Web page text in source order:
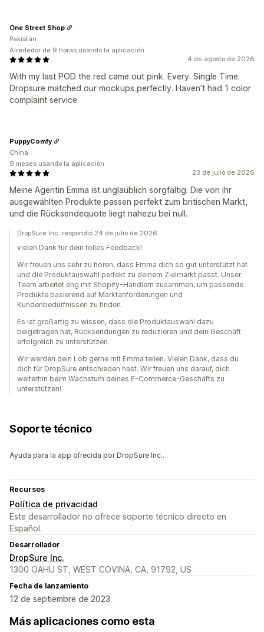
4 de agosto de 2026
With my last POD the red came out pink. Every. Single Time.
Dropsure matched our mockups perfectly. Haven’t had 1 color
complaint service
One Street Shop
Pakistán
Alrededor de 9 horas usando la aplicación
23 de julio de 2026
Meine Agentin Emma ist unglaublich sorgfältig. Die von ihr
ausgewählten Produkte passen perfekt zum britischen Markt,
und die Rücksendequote liegt nahezu bei null.
PuppyComfy
China
9 meses usando la aplicación
DropSure Inc. respondió 24 de julio de 2026
vielen Dank für dein tolles Feedback!
Wir freuen uns sehr zu hören, dass Emma dich so gut unterstützt hat
und die Produktauswahl perfekt zu deinem Zielmarkt passt. Unser
Team arbeitet eng mit Shopify-Händlern zusammen, um passende
Produkte basierend auf Marktanforderungen und
Kundenbedürfnissen zu finden.
Es ist großartig zu wissen, dass die Produktauswahl dazu
beigetragen hat, Rücksendungen zu reduzieren und dein Geschäft
erfolgreich zu unterstützen.
Wir werden dein Lob gerne mit Emma teilen. Vielen Dank, dass du
dich für DropSure entschieden hast. Wir freuen uns darauf, dich
weiterhin beim Wachstum deines E-Commerce-Geschäfts zu
unterstützen!
Soporte técnico
Ayuda para la app ofrecida por DropSure Inc..
Recursos
Política de privacidad
Este desarrollador no ofrece soporte técnico directo en
Español.
Desarrollador
DropSure Inc.
1300 OAHU ST, WEST COVINA, CA, 91792, US
Fecha de lanzamiento
12 de septiembre de 2023
Más aplicaciones como esta